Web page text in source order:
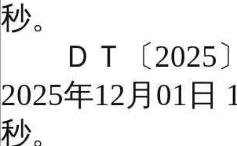
秒。
ＤＴ〔2025
2025年12月01日
秒。